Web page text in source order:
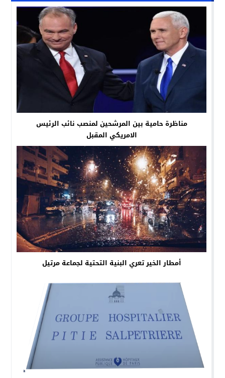
مناظرة حامية بين المرشحين لمنصب نائب الرئيس
الامريكي المقبل
أمطار الخير تعري البنية التحتية لجماعة مرتيل